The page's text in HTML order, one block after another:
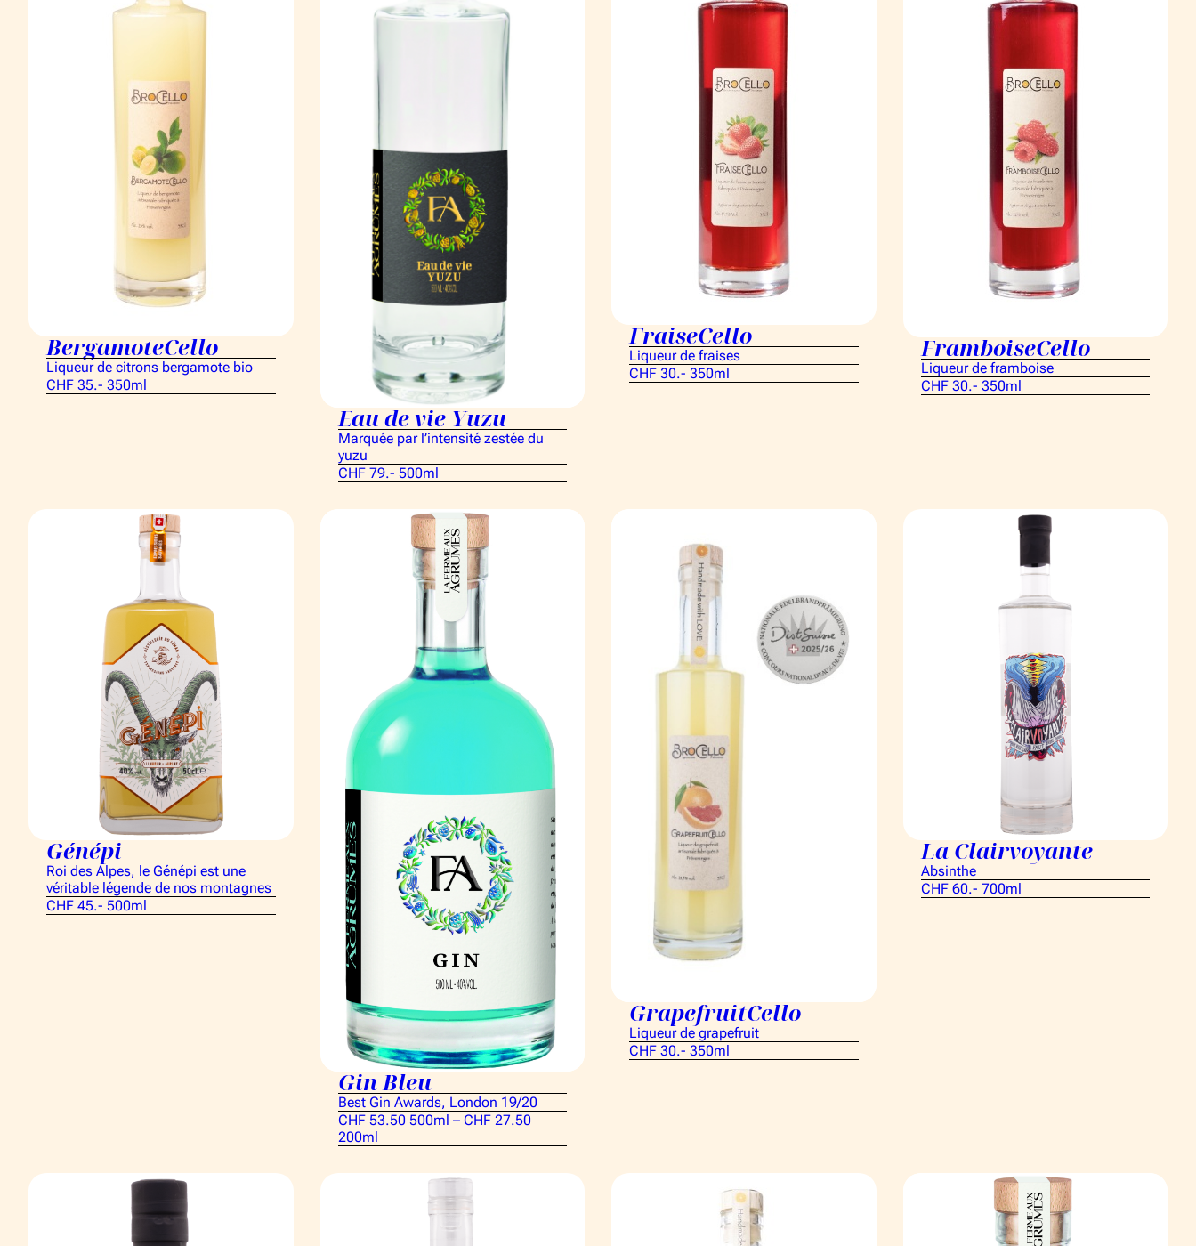
BergamoteCello
Liqueur de citrons bergamote bio
CHF 35.- 350ml
Eau de vie Yuzu
Marquée par l’intensité zestée du
yuzu
CHF 79.- 500ml
FraiseCello
Liqueur de fraises
CHF 30.- 350ml
FramboiseCello
Liqueur de framboise
CHF 30.- 350ml
Génépi
Roi des Alpes, le Génépi est une
véritable légende de nos montagnes
CHF 45.- 500ml
Gin Bleu
Best Gin Awards, London 19/20
CHF 53.50 500ml – CHF 27.50
200ml
GrapefruitCello
Liqueur de grapefruit
CHF 30.- 350ml
La Clairvoyante
Absinthe
CHF 60.- 700ml